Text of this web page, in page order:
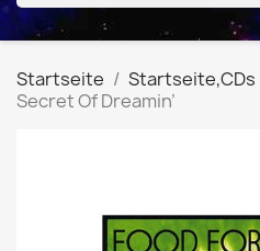
Startseite Startseite,CDs
Secret Of Dreamin’